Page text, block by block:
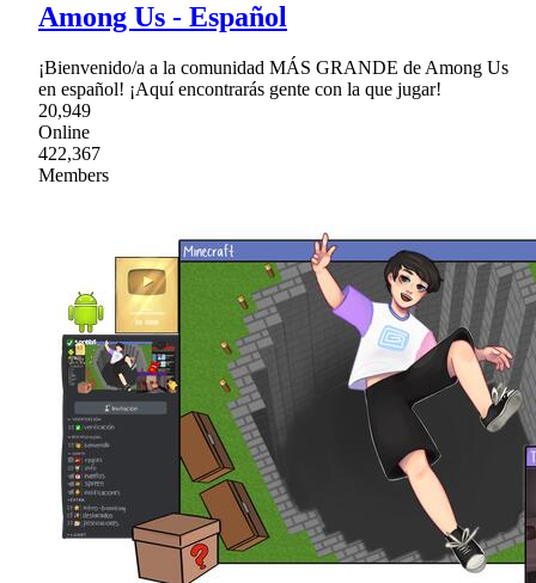
Among Us - Español
¡Bienvenido/a a la comunidad MÁS GRANDE de Among Us
en español! ¡Aquí encontrarás gente con la que jugar!
20,949
Online
422,367
Members